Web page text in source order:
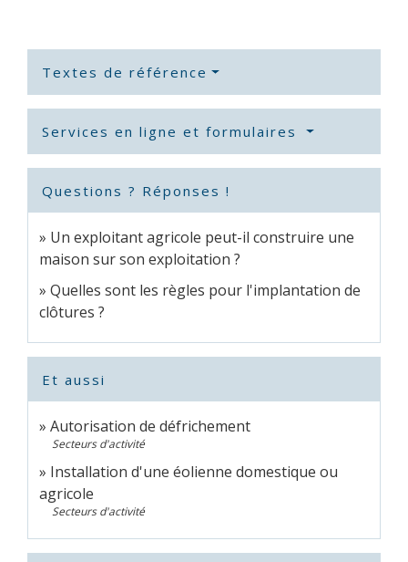
Textes de référence
Services en ligne et formulaires
Questions ? Réponses !
Un exploitant agricole peut-il construire une
maison sur son exploitation ?
Quelles sont les règles pour l'implantation de
clôtures ?
Et aussi
Autorisation de défrichement
Secteurs d'activité
Installation d'une éolienne domestique ou
agricole
Secteurs d'activité